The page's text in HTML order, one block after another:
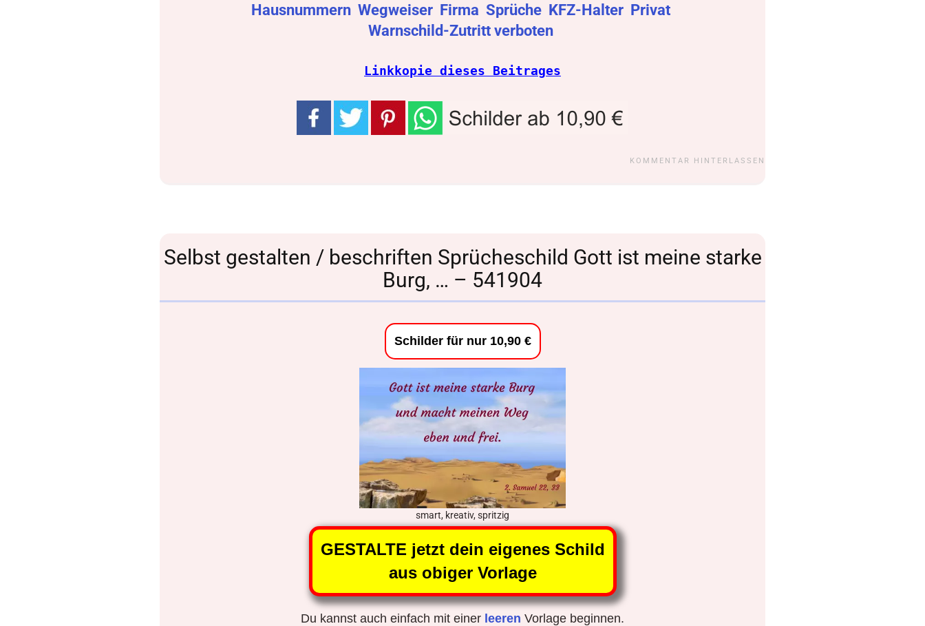
Hausnummern Wegweiser Firma Sprüche KFZ-Halter Privat
Warnschild-Zutritt verboten
Linkkopie dieses Beitrages
KOMMENTAR HINTERLASSEN
Selbst gestalten / beschriften Sprücheschild Gott ist meine starke
Burg, … – 541904
Schilder für nur 10,90 €
smart, kreativ, spritzig
GESTALTE jetzt dein eigenes Schild
aus obiger Vorlage
Du kannst auch einfach mit einer leeren Vorlage beginnen.